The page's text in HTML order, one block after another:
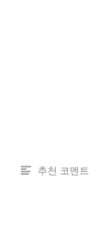
추천 코멘트